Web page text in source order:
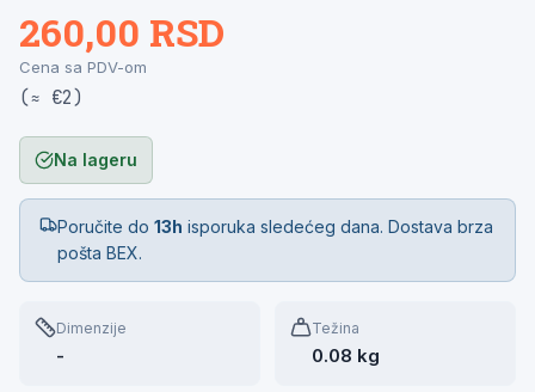
260,00 RSD
Cena sa PDV-om
(≈ €2)
Na lageru
Poručite do13h isporuka sledećeg dana. Dostava brza
pošta BEX.
Dimenzije
-
Težina
0.08 kg